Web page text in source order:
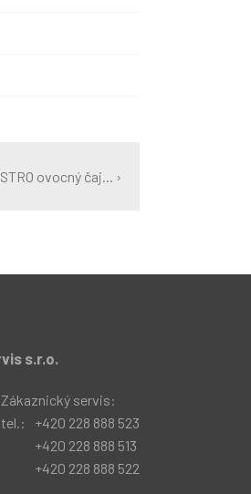
ovocný čaj... ›
s.r.o.
Zákaznický servis:
tel.:
+420 228 888 523
+420 228 888 513
+420 228 888 522